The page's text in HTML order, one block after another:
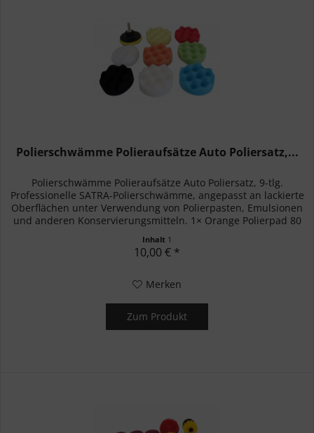
Polierschwämme Polieraufsätze Auto Poliersatz,...
Polierschwämme Polieraufsätze Auto Poliersatz, 9-tlg.
Professionelle SATRA-Polierschwämme, angepasst an lackierte
Oberflächen unter Verwendung von Polierpasten, Emulsionen
und anderen Konservierungsmitteln. 1× Orange Polierpad 80
Inhalt 1
10,00 € *
Merken
Zum Produkt